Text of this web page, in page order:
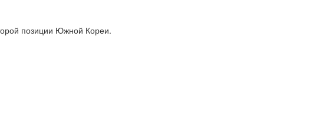
позиции Южной Кореи.